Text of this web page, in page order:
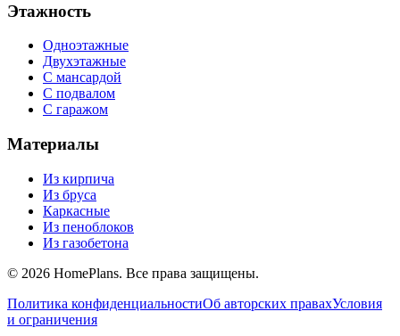
Этажность
Одноэтажные
Двухэтажные
С мансардой
С подвалом
С гаражом
Материалы
Из кирпича
Из бруса
Каркасные
Из пеноблоков
Из газобетона
© 2026 HomePlans. Все права защищены.
Политика конфиденциальностиОб авторских правахУсловия
и ограничения